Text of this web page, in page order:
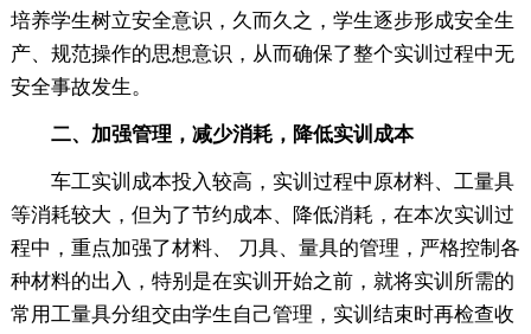
培养学生树立安全意识，久而久之，学生逐步形成安全生
产、规范操作的思想意识，从而确保了整个实训过程中无
安全事故发生。
二、加强管理，减少消耗，降低实训成本
车工实训成本投入较高，实训过程中原材料、工量具
等消耗较大，但为了节约成本、降低消耗，在本次实训过
程中，重点加强了材料、 刀具、量具的管理，严格控制各
种材料的出入，特别是在实训开始之前，就将实训所需的
常用工量具分组交由学生自己管理，实训结束时再检查收